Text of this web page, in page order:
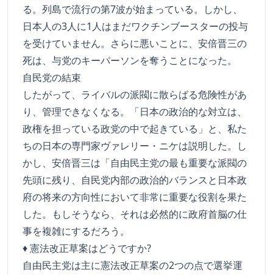
る。列島で流行の第7波が始まっている。しかし、
日本人の3人に1人はまだワクチンブースターの投与
を受けていません。さらに悪いことに、安倍晋三の
死は、与党のキーパーソンを奪うことになった。
自民党の結束
したがって、ライバルの派閥に散らばる危険性があ
り、管理できなくなる。「日本の政治的な対立は、
政権を担っている政党の中で起きている」と、私た
ちの日本の専門家ヴァレリー・ニケは説明した。し
かし、安倍晋三は「自由民主党の最も重要な派閥の
先頭に残り、自民党内部の政治的バランスと日本政
府の将来の方向性において非常に重要な役割を果た
した。もしそうなら、それは必然的に政府首脳の仕
事を複雑にするだろう。
♦ 憲法改正草案はどうですか?
自由民主党は主に憲法改正草案の2つの点で選挙運